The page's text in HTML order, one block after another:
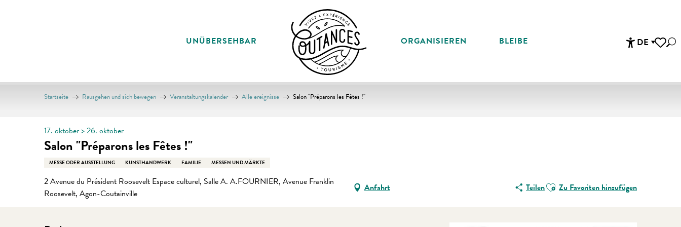
DE
UNÜBERSEHBAR ORGANISIEREN BLEIBE
Startseite Rausgehen und sich bewegen Veranstaltungskalender Alle ereignisse Salon "Préparons les Fêtes !"
17. oktober > 26. oktober
Salon "Préparons les Fêtes !"
MESSE ODER AUSSTELLUNG KUNSTHANDWERK FAMILIE MESSEN UND MÄRKTE
2 Avenue du Président Roosevelt Espace culturel, Salle A. A.FOURNIER, Avenue Franklin
Roosevelt, Agon-Coutainville
Anfahrt TeilenAjouter aux favoris
Zu Favoriten hinzufügen